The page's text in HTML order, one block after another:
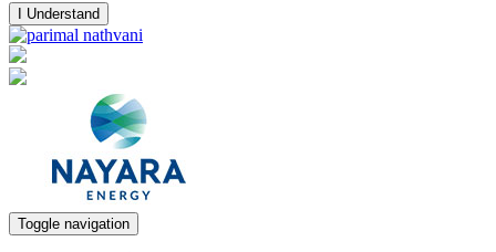
I Understand
Toggle navigation